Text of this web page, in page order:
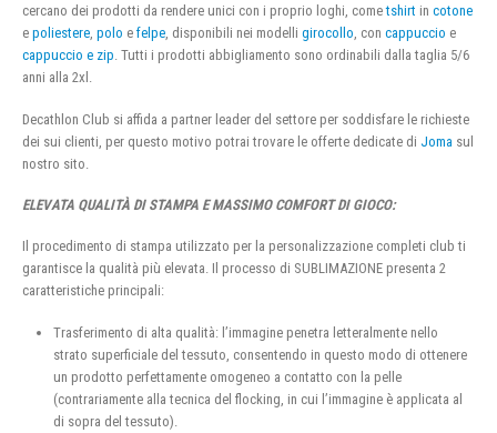
cercano dei prodotti da rendere unici con i proprio loghi, cometshirt in cotone
e poliestere, polo e felpe, disponibili nei modelli girocollo, con cappuccio e
cappuccio e zip. Tutti i prodotti abbigliamento sono ordinabili dalla taglia 5/6
anni alla 2xl.
Decathlon Club si affida a partner leader del settore per soddisfare le richieste
dei sui clienti, per questo motivo potrai trovare le offerte dedicate di Joma sul
nostro sito.
ELEVATA QUALITÀ DI STAMPA E MASSIMO COMFORT DI GIOCO:
Il procedimento di stampa utilizzato per la personalizzazione completi club ti
garantisce la qualità più elevata. Il processo di SUBLIMAZIONE presenta 2
caratteristiche principali:
Trasferimento di alta qualità: l’immagine penetra letteralmente nello
strato superficiale del tessuto, consentendo in questo modo di ottenere
un prodotto perfettamente omogeneo a contatto con la pelle
(contrariamente alla tecnica del flocking, in cui l’immagine è applicata al
di sopra del tessuto).